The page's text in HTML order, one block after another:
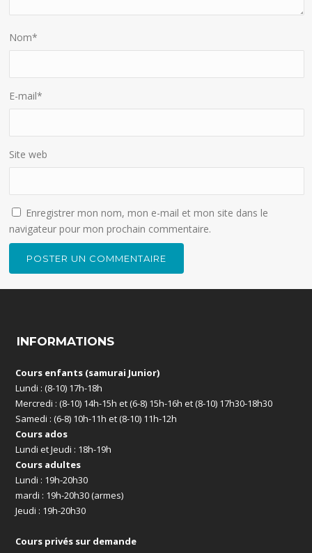
Nom*
E-mail*
Site web
Enregistrer mon nom, mon e-mail et mon site dans le
navigateur pour mon prochain commentaire.
INFORMATIONS
Cours enfants (samurai Junior)
Lundi : (8-10) 17h-18h
Mercredi : (8-10) 14h-15h et (6-8) 15h-16h et (8-10) 17h30-18h30
Samedi : (6-8) 10h-11h et (8-10) 11h-12h
Cours ados
Lundi et Jeudi : 18h-19h
Cours adultes
Lundi : 19h-20h30
mardi : 19h-20h30 (armes)
Jeudi : 19h-20h30
Cours privés sur demande